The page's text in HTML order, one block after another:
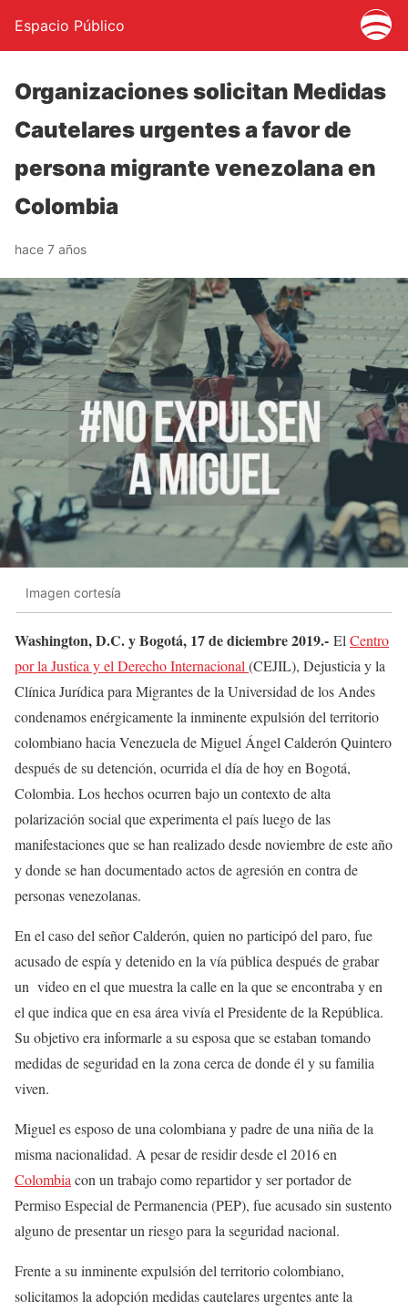
Espacio Público
Organizaciones solicitan Medidas
Cautelares urgentes a favor de
persona migrante venezolana en
Colombia
hace 7 años
Imagen cortesía
Washington, D.C. y Bogotá, 17 de diciembre 2019.- El Centro
por la Justica y el Derecho Internacional (CEJIL), Dejusticia y la
Clínica Jurídica para Migrantes de la Universidad de los Andes
condenamos enérgicamente la inminente expulsión del territorio
colombiano hacia Venezuela de Miguel Ángel Calderón Quintero
después de su detención, ocurrida el día de hoy en Bogotá,
Colombia. Los hechos ocurren bajo un contexto de alta
polarización social que experimenta el país luego de las
manifestaciones que se han realizado desde noviembre de este año
y donde se han documentado actos de agresión en contra de
personas venezolanas.
En el caso del señor Calderón, quien no participó del paro, fue
acusado de espía y detenido en la vía pública después de grabar
un video en el que muestra la calle en la que se encontraba y en
el que indica que en esa área vivía el Presidente de la República.
Su objetivo era informarle a su esposa que se estaban tomando
medidas de seguridad en la zona cerca de donde él y su familia
viven.
Miguel es esposo de una colombiana y padre de una niña de la
misma nacionalidad. A pesar de residir desde el 2016 en
Colombia con un trabajo como repartidor y ser portador de
Permiso Especial de Permanencia (PEP), fue acusado sin sustento
alguno de presentar un riesgo para la seguridad nacional.
Frente a su inminente expulsión del territorio colombiano,
solicitamos la adopción medidas cautelares urgentes ante la